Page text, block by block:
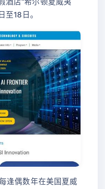
酒店“希尔顿夏威夷
至18日。
逢偶数年在美国夏威